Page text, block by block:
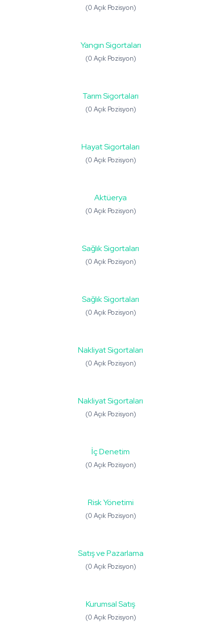
(0 Açık Pozisyon)
Yangın Sigortaları
(0 Açık Pozisyon)
Tarım Sigortaları
(0 Açık Pozisyon)
Hayat Sigortaları
(0 Açık Pozisyon)
Aktüerya
(0 Açık Pozisyon)
Sağlık Sigortaları
(0 Açık Pozisyon)
Sağlık Sigortaları
(0 Açık Pozisyon)
Nakliyat Sigortaları
(0 Açık Pozisyon)
Nakliyat Sigortaları
(0 Açık Pozisyon)
İç Denetim
(0 Açık Pozisyon)
Risk Yönetimi
(0 Açık Pozisyon)
Satış ve Pazarlama
(0 Açık Pozisyon)
Kurumsal Satış
(0 Açık Pozisyon)